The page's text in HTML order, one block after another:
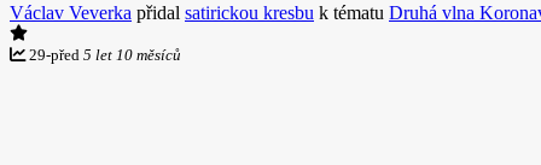
Václav Veverka přidal satirickou kresbu k tématu Druhá vlna
29-před 5 let 10 měsíců